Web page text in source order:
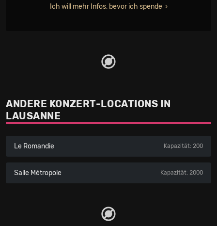
Ich will mehr Infos, bevor ich spende
ANDERE KONZERT-LOCATIONS IN
LAUSANNE
Le Romandie Kapazität: 200
Salle Métropole Kapazität: 2000